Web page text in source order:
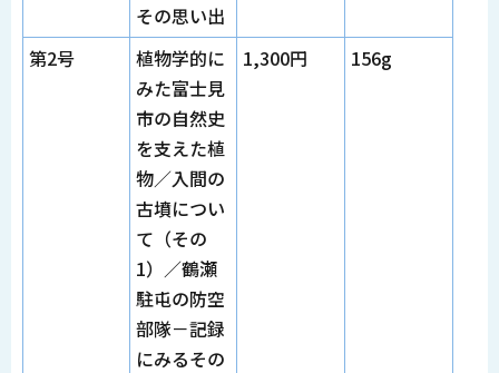
その思い出
第2号
植物学的に
みた富士見
市の自然史
を支えた植
物／入間の
古墳につい
て（その
1）／鶴瀬
駐屯の防空
部隊－記録
にみるその
1,300円 156g